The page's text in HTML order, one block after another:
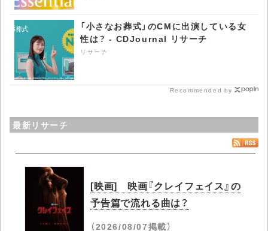
「小さなお葬式」のCMに出演している女
性は？ - CDJournal リサーチ
リサーチ
Recommended by
最新リサーチ
[映画] 映画『クレイフェイス』の
予告篇で流れる曲は？
（2026/08/07掲載）